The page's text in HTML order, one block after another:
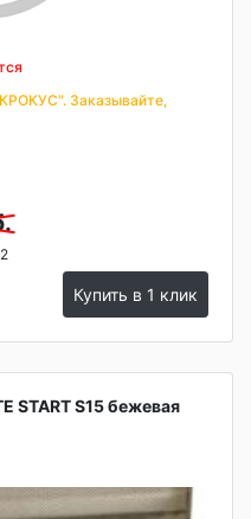
Заказывайте,
Купить в 1 клик
START S15 бежевая